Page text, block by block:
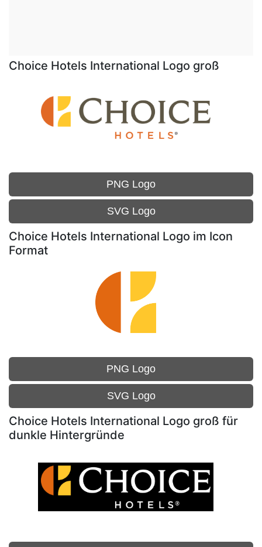
Choice Hotels International Logo groß
PNG Logo
SVG Logo
Choice Hotels International Logo im Icon
Format
PNG Logo
SVG Logo
Choice Hotels International Logo groß für
dunkle Hintergründe